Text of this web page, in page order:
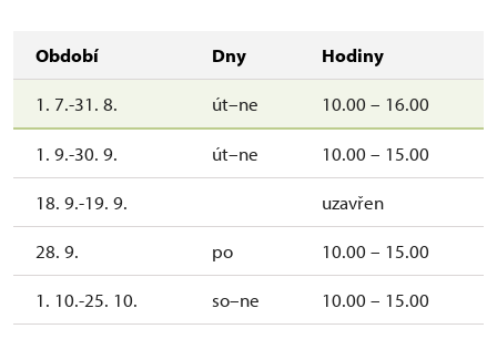
Období Dny Hodiny
1. 7.-31. 8. út–ne 10.00 – 16.00
1. 9.-30. 9. út–ne 10.00 – 15.00
18. 9.-19. 9. uzavřen
28. 9. po 10.00 – 15.00
1. 10.-25. 10. so–ne 10.00 – 15.00